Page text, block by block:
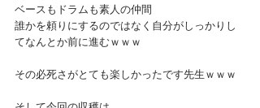
ベースもドラムも素人の仲間
誰かを頼りにするのではなく自分がしっかりし
てなんとか前に進むｗｗｗ
その必死さがとても楽しかったです先生ｗｗｗ